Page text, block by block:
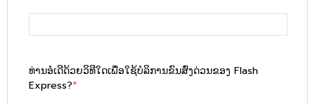
ທ່ານອໍເດີດ້ວຍວິທີໃດເພື່ອໃຊ້ບໍລິການຂົນສົ່ງດ່ວນຂອງ Flash
Express?*